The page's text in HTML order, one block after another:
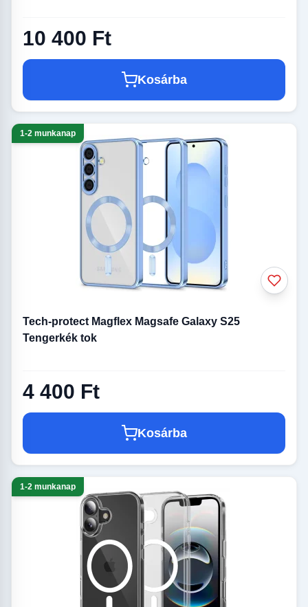
10 400 Ft
Kosárba
1-2 munkanap
Tech-protect Magflex Magsafe Galaxy S25
Tengerkék tok
4 400 Ft
Kosárba
1-2 munkanap